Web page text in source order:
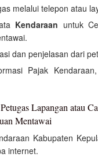
melalui telepon atau
Kendaraan untuk
dan penjelasan dari
Pajak
Lapangan atau
Mentawai
Kabupaten
internet.